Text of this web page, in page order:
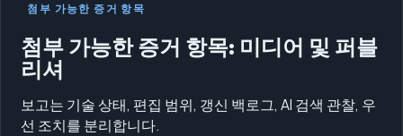
첨부 가능한 증거 항목
첨부 가능한 증거 항목: 미디어 및 퍼블
리셔
보고는 기술 상태, 편집 범위, 갱신 백로그, AI 검색 관찰, 우
선 조치를 분리합니다.